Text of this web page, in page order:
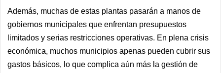
Además, muchas de estas plantas pasarán a manos de
gobiernos municipales que enfrentan presupuestos
limitados y serias restricciones operativas. En plena crisis
económica, muchos municipios apenas pueden cubrir sus
gastos básicos, lo que complica aún más la gestión de